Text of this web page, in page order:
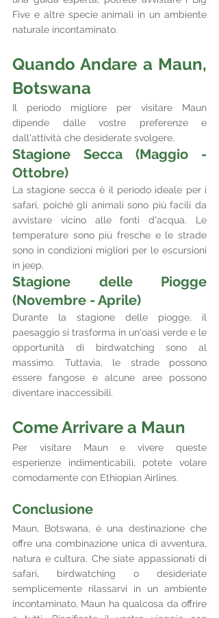
Five e altre specie animali in un ambiente
naturale incontaminato.
Quando Andare a Maun,
Botswana
Il periodo migliore per visitare Maun
dipende dalle vostre preferenze e
dall'attività che desiderate svolgere.
Stagione Secca (Maggio -
Ottobre)
La stagione secca è il periodo ideale per i
safari, poiché gli animali sono più facili da
avvistare vicino alle fonti d'acqua. Le
temperature sono più fresche e le strade
sono in condizioni migliori per le escursioni
in jeep.
Stagione delle Piogge
(Novembre - Aprile)
Durante la stagione delle piogge, il
paesaggio si trasforma in un'oasi verde e le
opportunità di birdwatching sono al
massimo. Tuttavia, le strade possono
essere fangose e alcune aree possono
diventare inaccessibili.
Come Arrivare a Maun
Per visitare Maun e vivere queste
esperienze indimenticabili, potete volare
comodamente con Ethiopian Airlines.
Conclusione
Maun, Botswana, è una destinazione che
offre una combinazione unica di avventura,
natura e cultura. Che siate appassionati di
safari, birdwatching o desideriate
semplicemente rilassarvi in un ambiente
incontaminato, Maun ha qualcosa da offrire